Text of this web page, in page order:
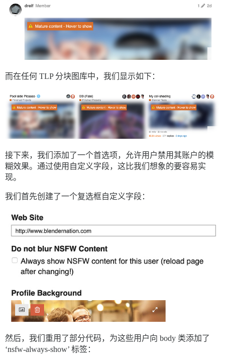
	.topic-body .cooked a.lightbox:before,
	.topic-body .cooked iframe:before {
        top: 15px;
        left: 10px;
	}
	.topic-thumbnail a:before {
        top: 65px;
        left: 20px;
	.topic-body .cooked a.lightbox:hover:before,
	.topic-body .cooked iframe:hover:before,
	.topic-thumbnail a:hover:before {
	    display:none;
而在任何 TLP 分块图库中，我们显示如下：
接下来，我们添加了一个首选项，允许用户禁用其账户的模
糊效果。通过使用自定义字段，这比我们想象的要容易实
现。
我们首先创建了一个复选框自定义字段：
然后，我们重用了部分代码，为这些用户向 body 类添加了
‘nsfw-always-show’ 标签：